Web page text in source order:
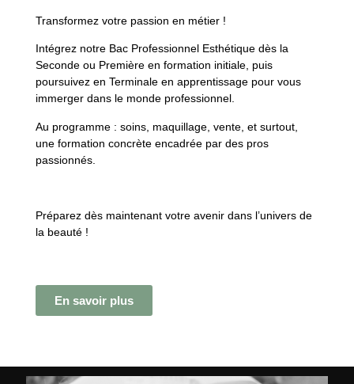
Transformez votre passion en métier !
Intégrez notre Bac Professionnel Esthétiquedès la
Seconde ou Première en formation initiale, puis
poursuivez en Terminale en apprentissagepour vous
immerger dans le monde professionnel.
Au programme : soins, maquillage, vente, et surtout,
une formation concrète encadrée par des pros
passionnés.
Préparez dès maintenant votre avenir dans l’univers de
la beauté !
En savoir plus